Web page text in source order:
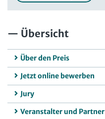
Übersicht
Über den Preis
Jetzt online bewerben
Jury
Veranstalter und Partner